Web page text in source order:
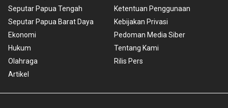
Seputar Papua Tengah
Seputar Papua Barat Daya
Ekonomi
Hukum
Olahraga
Artikel
Ketentuan Penggunaan
Kebijakan Privasi
Pedoman Media Siber
Tentang Kami
Rilis Pers